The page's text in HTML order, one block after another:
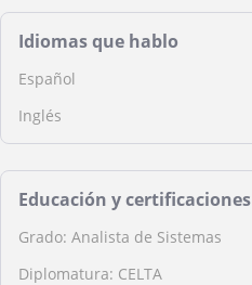
Idiomas que hablo
Español
Inglés
Educación y certificaciones
Grado: Analista de Sistemas
Diplomatura: CELTA